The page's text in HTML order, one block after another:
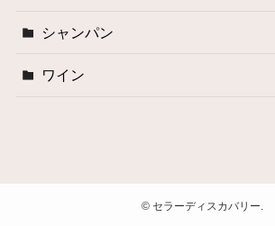
シャンパン
ワイン
©セラーディスカバリー.